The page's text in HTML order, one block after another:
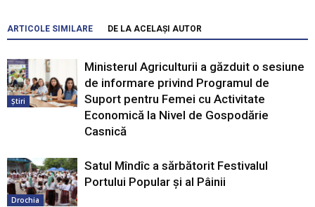
ARTICOLE SIMILARE DE LA ACELAȘI AUTOR
Știri
Ministerul Agriculturii a găzduit o sesiune
de informare privind Programul de
Suport pentru Femei cu Activitate
Economică la Nivel de Gospodărie
Casnică
Drochia
Satul Mîndîc a sărbătorit Festivalul
Portului Popular și al Pâinii